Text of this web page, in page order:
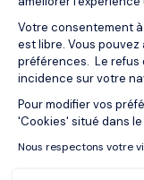
Votre consentement
est libre. Vous
préférences. Le refus
incidence sur votre
Pour modifier vos
'Cookies' situé dans
Nous respectons votre
Réduction
En externalisant
Moins de temps
managers
Moins de